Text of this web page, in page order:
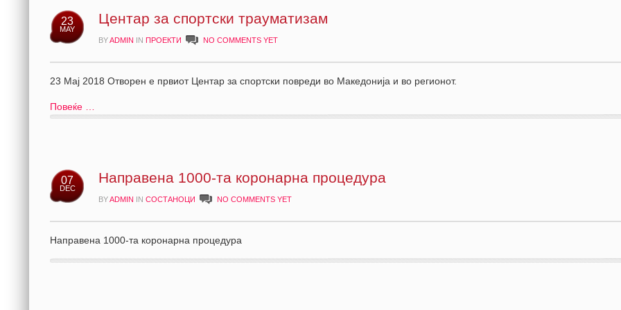
23
MAY
Центар за спортски трауматизам
BYADMIN IN ПРОЕКТИ NO COMMENTS YET
23 Мај 2018 Отворен е првиот Центар за спортски повреди во Македонија и во
Повеќе …
07
DEC
Направена 1000-та коронарна процедура
BYADMIN IN СОСТАНОЦИ NO COMMENTS YET
Направена 1000-та коронарна процедура